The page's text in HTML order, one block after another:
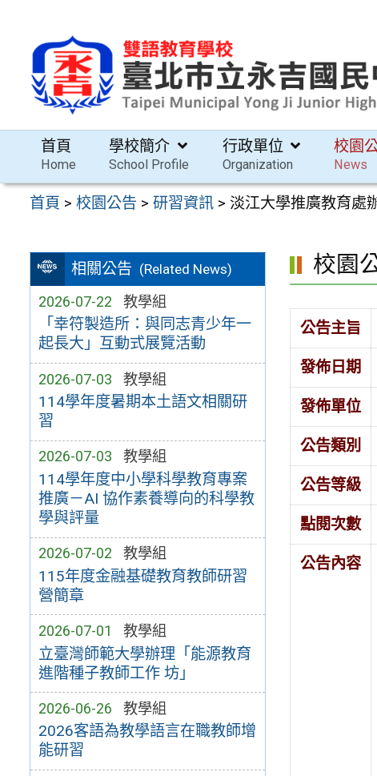
容
首頁
Home
學校簡介
School Profile
行政單位
Organization
校園
News
首頁 >校園公告 >研習資訊 > 淡江大學推廣教育處
相關公告 (Related News)
2026-07-22 教學組
「幸符製造所：與同志青少年一
起長大」互動式展覽活動
2026-07-03 教學組
114學年度暑期本土語文相關研
習
2026-07-03 教學組
114學年度中小學科學教育專案
推廣－AI 協作素養導向的科學教
學與評量
2026-07-02 教學組
115年度金融基礎教育教師研習
營簡章
2026-07-01 教學組
立臺灣師範大學辦理「能源教育
進階種子教師工作 坊」
2026-06-26 教學組
2026客語為教學語言在職教師增
能研習
校園
公告主旨
發佈日期
發佈單位
公告類別
公告等級
點閱次數
公告內容